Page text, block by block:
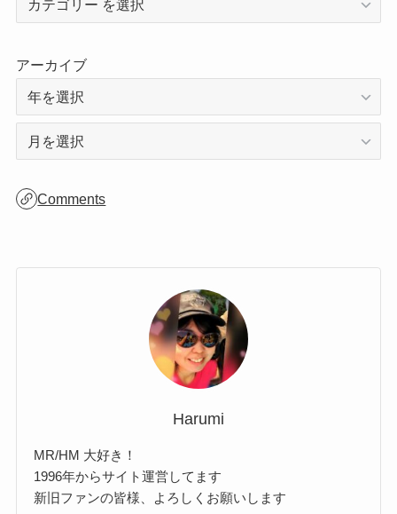
アーカイブ
ー
カ
イ
Comments
Harumi
MR/HM 大好き！
1996年からサイト運営してます
新旧ファンの皆様、よろしくお願いします